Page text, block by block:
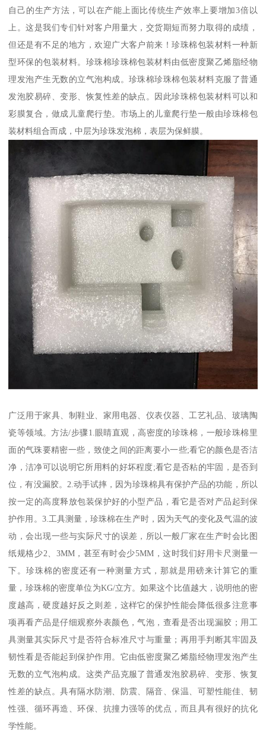
自己的生产方法，可以在产能上面比传统生产效率上要增加3倍以
上。这是我们专们针对客户用量大，交货期短而努力取得的成绩，
但还是有不足的地方，欢迎广大客户前来！珍珠棉包装材料一种新
型环保的包装材料。珍珠棉珍珠棉包装材料由低密度聚乙烯脂经物
理发泡产生无数的立气泡构成。珍珠棉珍珠棉包装材料克服了普通
发泡胶易碎、变形、恢复性差的缺点。因此珍珠棉包装材料可以和
彩膜复合，做成儿童爬行垫。市场上的儿童爬行垫一般由珍珠棉包
装材料组合而成，中层为珍珠发泡棉，表层为保鲜膜。
广泛用于家具、制鞋业、家用电器、仪表仪器、工艺礼品、玻璃陶
瓷等领域。方法/步骤1.眼睛直观，高密度的珍珠棉，一般珍珠棉里
面的气珠要精密一些，致使之间的距离要小一些;看它的颜色是否洁
净，洁净可以说明它所用料的好坏程度;看它是否粘的牢固，是否到
位，有没漏胶。2.动手试摔，因为珍珠棉具有保护产品的功能，所以
按一定的高度释放包装保护好的小型产品，看它是否对产品起到保
护作用。3.工具测量，珍珠棉在生产时，因为天气的变化及气温的波
动，会出现一些与实际尺寸的误差，所以一般厂家在生产时会比图
纸规格少2、3MM，甚至有时会少5MM，这时我们好用卡尺测量一
下。珍珠棉的密度还有一种测量方式，那就是用磅来计算它的重
量，珍珠棉的密度单位为KG/立方。如果这个比值越大，说明他的密
度越高，硬度越好反之则差，这样它的保护性能会降低很多注意事
项再看产品是仔细观察外表颜色，气泡，查看是否出现漏胶；用工
具测量其实际尺寸是否符合标准尺寸与重量；再用手判断其牢固及
韧性看是否能起到保护作用。它由低密度聚乙烯脂经物理发泡产生
无数的立气泡构成。这类产品克服了普通发泡胶易碎、变形、恢复
性差的缺点。具有隔水防潮、防震、隔音、保温、可塑性能佳、韧
性强、循环再造、环保、抗撞力强等的优点，而且具有很好的抗化
学性能。